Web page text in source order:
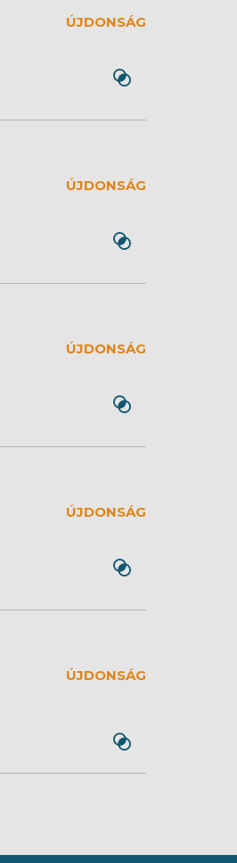
ÚJDONSÁG
ÚJDONSÁG
ÚJDONSÁG
ÚJDONSÁG
ÚJDONSÁG